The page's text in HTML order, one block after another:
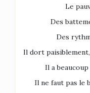
Le
Des
Des
Il dort paisiblement,
Il a
Il ne faut pas le